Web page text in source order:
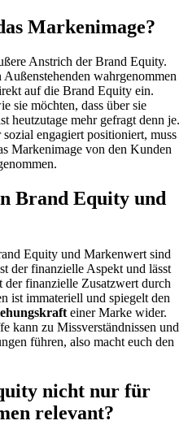
Markenimage?
Anstrich der Brand Equity.
wahrgenommen
auf die Brand Equity ein.
sie möchten, dass über sie
heutzutage mehr gefragt denn je.
engagiert positioniert, muss
Markenimage von den Kunden
Brand Equity und
Equity und Markenwert sind
der finanzielle Aspekt und lässt
der finanzielle Zusatzwert durch
ist immateriell und spiegelt den
einer Marke wider.
kann zu Missverständnissen und
führen, also macht euch den
nicht nur für
relevant?